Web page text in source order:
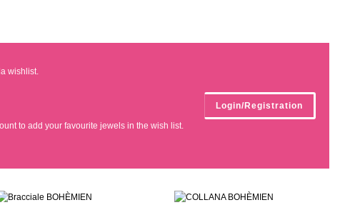
Login/Registration
wishlist.
to add your favourite jewels in the wish list.